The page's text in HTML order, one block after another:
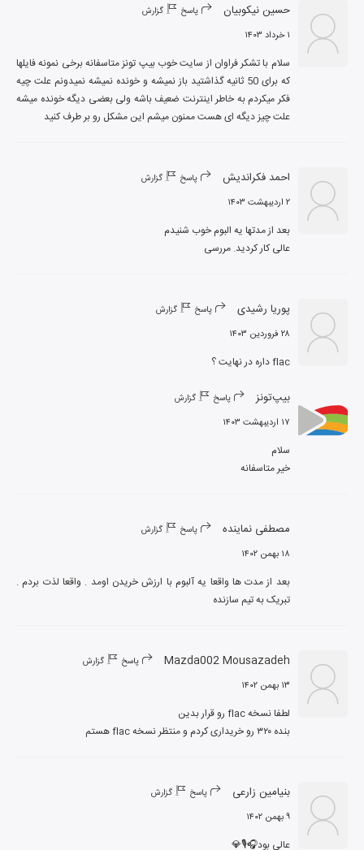
حسین نیکوبیان پاسخ گزارش
۱ خرداد ۱۴۰۳
سلام با تشکر فراوان از سایت خوب بیپ تونز متاسفانه برخی نمونه فایلها
که برای 50 ثانیه گذاشتید باز نمیشه و خونده نمیشه نمیدونم علت چیه
فکر میکردم به خاطر اینترنت ضعیف باشه ولی بعضی دیگه خونده میشه
علت چیز دیگه ای هست ممنون میشم این مشکل رو بر طرف کنید
احمد فکراندیش پاسخ گزارش
۲ اردیبهشت ۱۴۰۳
عالی کار کردید. مررسی
پوریا رشیدی پاسخ گزارش
۲۸ فروردین ۱۴۰۳
flac داره در نهایت ؟
بیپ‌تونز پاسخ گزارش
۱۷ اردیبهشت ۱۴۰۳
خیر متاسفانه
مصطفی نماینده پاسخ گزارش
۱۸ بهمن ۱۴۰۲
تبریک به تیم سازنده
Mazda002 Mousazadeh پاسخ گزارش
۱۳ بهمن ۱۴۰۲
بنده ۳۲۰ رو خریداری کردم و منتظر نسخه flac هستم
بنیامین زارعی پاسخ گزارش
۹ بهمن ۱۴۰۲
عالی بود🎧🎙💎